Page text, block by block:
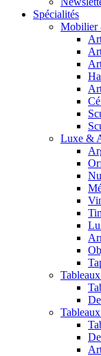
Spécialités
Mobilier
Luxe &